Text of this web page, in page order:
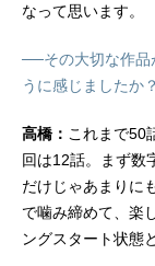
なって思います。
──その大切な作品
うに感じましたか？
高橋： これまで50
回は12話。まず数
だけじゃあまりに
で噛み締めて、楽
ングスタート状態